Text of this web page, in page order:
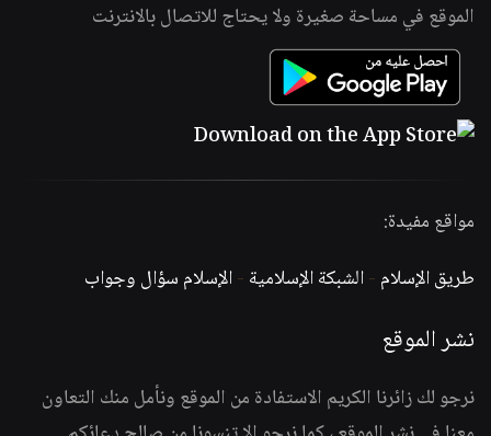
الموقع في مساحة صغيرة ولا يحتاج للاتصال بالانترنت
مواقع مفيدة:
طريق الإسلام -الشبكة الإسلامية -الإسلام سؤال وجواب
نشر الموقع
نرجو لك زائرنا الكريم الاستفادة من الموقع ونأمل منك التعاون